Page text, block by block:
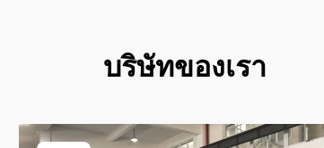
บริษัทของเรา